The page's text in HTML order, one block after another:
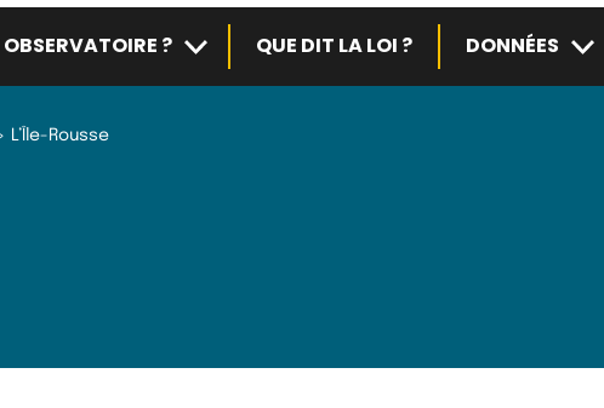
? Sous-menuQUE DIT LA LOI ? DONNÉES
L’Île-Rousse